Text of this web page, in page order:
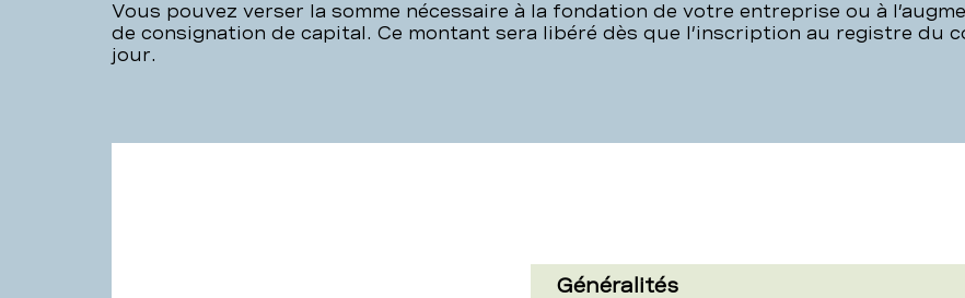
Vous pouvez verser la somme nécessaire à la fondation de votre entreprise ou à
de consignation de capital. Ce montant sera libéré dès que l’inscription au registre du
jour.
Généralités